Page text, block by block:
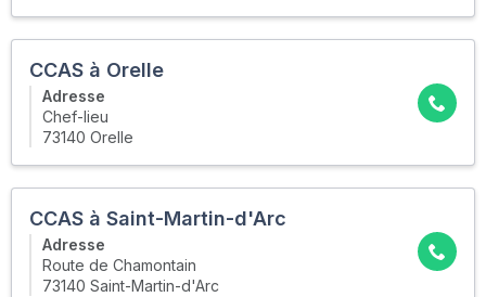
CCAS à Orelle
Adresse
Chef-lieu
73140 Orelle
CCAS à Saint-Martin-d'Arc
Adresse
Route de Chamontain
73140 Saint-Martin-d'Arc